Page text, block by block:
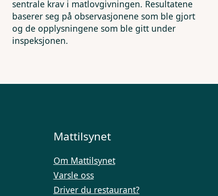
sentrale krav i matlovgivningen. Resultatene
baserer seg på observasjonene som ble gjort
og de opplysningene som ble gitt under
inspeksjonen.
Mattilsynet
Om Mattilsynet
Varsle oss
Driver du restaurant?